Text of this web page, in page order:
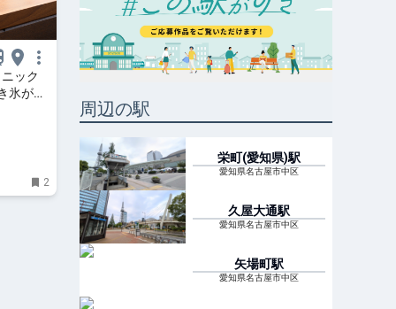
ック
氷が登
2
周辺の駅
栄町(愛知県)駅
愛知県名古屋市中区
久屋大通駅
愛知県名古屋市中区
矢場町駅
愛知県名古屋市中区